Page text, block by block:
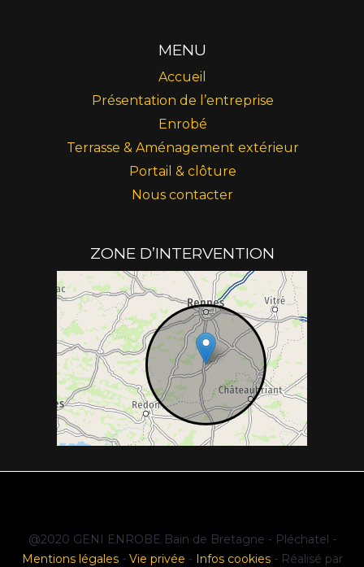
MENU
Accueil
Présentation de l’entreprise
Enrobé
Terrasse & Aménagement extérieur
Portail & clôture
Nous contacter
ZONE D’INTERVENTION
@2020 GENI ENROBE Bain de Bretagne - Pléchatel -
Mentions légales- Vie privée - Infos cookies- Réalisé par